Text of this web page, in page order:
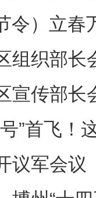
令）立
组织部长
宣传部长
”首飞！
议军会议